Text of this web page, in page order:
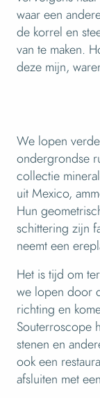
waar een
de korrel en
van te maken.
deze mijn,
We lopen
ondergrondse
collectie
uit Mexico,
Hun
schittering zijn
neemt een
Het is tijd om
we lopen door
richting en
Souterroscope
stenen en
ook een
afsluiten met